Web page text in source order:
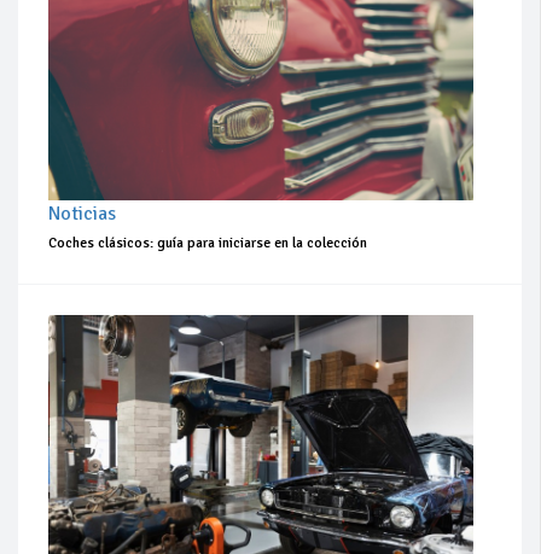
Noticias
Coches clásicos: guía para iniciarse en la colección